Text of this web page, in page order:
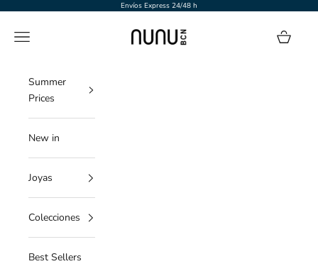
Envíos Express 24/48 h
NUNU BARCELONA
Menú Cesta
Summer
Prices
New in
Joyas
Colecciones
Best Sellers